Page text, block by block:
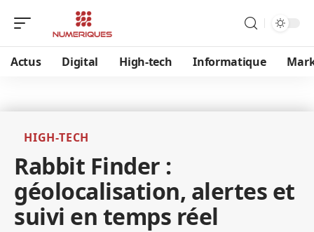
Actus Digital High-tech Informatique
HIGH-TECH
Rabbit Finder :
géolocalisation, alertes et
suivi en temps réel